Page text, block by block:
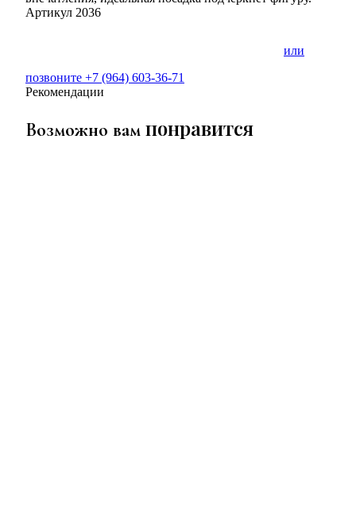
Артикул 2036
или
позвоните +7 (964) 603-36-71
Рекомендации
Возможно вам понравится